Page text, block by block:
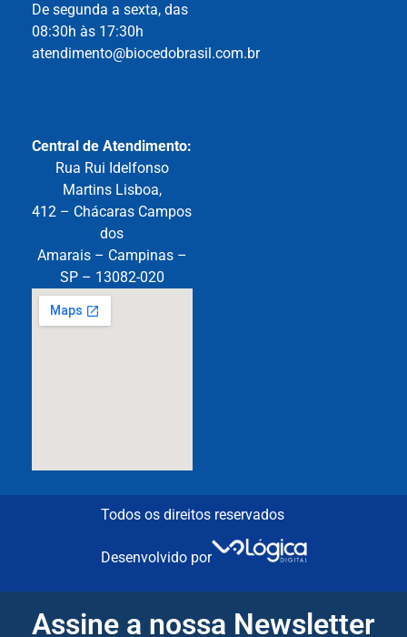
De segunda a sexta, das
08:30h às 17:30h
atendimento@biocedobrasil.com.br
Central deAtendimento:
Rua Rui Idelfonso
Martins Lisboa,
412 – Chácaras Campos
dos
Amarais – Campinas –
SP – 13082-020
Todos os direitos reservados
Desenvolvido por
Assine a nossa Newsletter